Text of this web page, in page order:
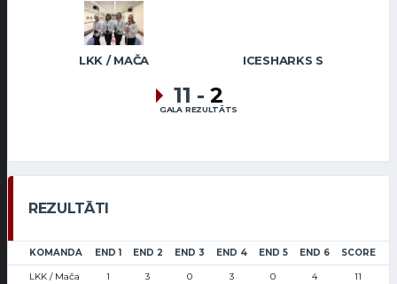
LKK / MAČA ICESHARKS S
11 - 2
GALA REZULTĀTS
REZULTĀTI
KOMANDA END 1 END 2 END 3 END 4 END 5 END 6 SCORE
LKK / Mača 1 3 0 3 0 4 11